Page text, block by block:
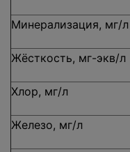
Минерализация, мг/л
Жёсткость, мг-экв/л
Хлор, мг/л
Железо, мг/л